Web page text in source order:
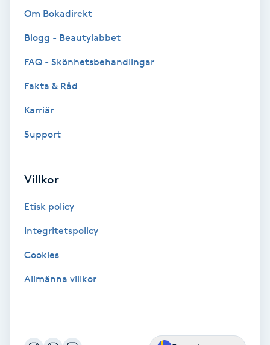
Celluliter
Color correction
Cryoterapi
Diamantslipning
Enzympeeling
Extensions
Om Bokadirekt
Blogg - Beautylabbet
FAQ - Skönhetsbehandlingar
Fakta & Råd
Karriär
Support
Villkor
Etisk policy
Integritetspolicy
Cookies
Allmänna villkor